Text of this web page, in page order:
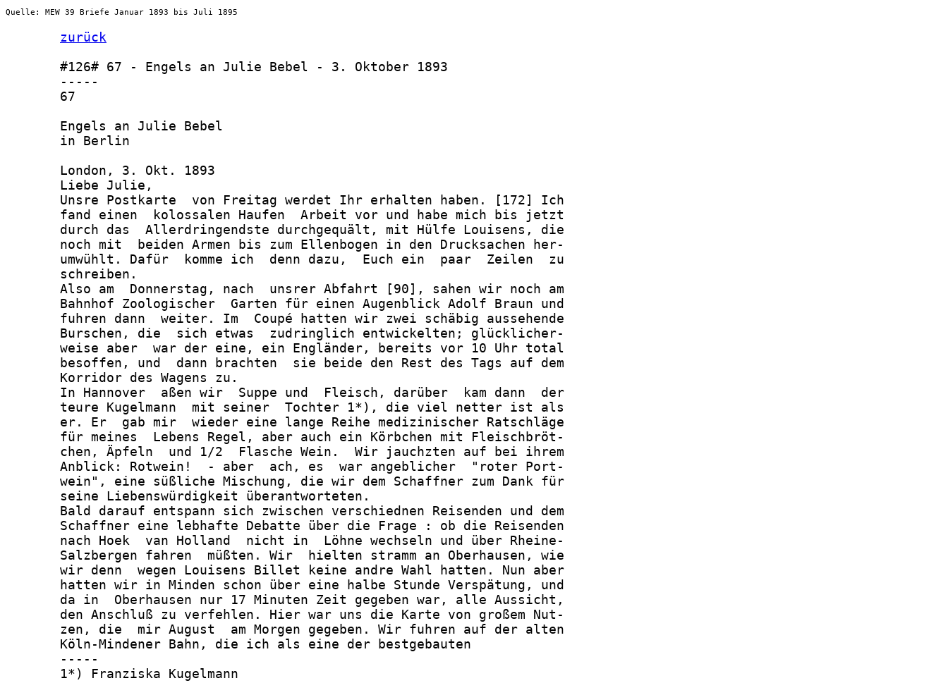
Quelle: MEW 39 Briefe Januar 1893 bis Juli 1895
zurück
       #126# 67 - Engels an Julie Bebel - 3. Oktober 1893
       -----
       67
       Engels an Julie Bebel
       in Berlin
       London, 3. Okt. 1893
       Liebe Julie,
       Unsre Postkarte  von Freitag werdet Ihr erhalten haben. [172] Ich
       fand einen  kolossalen Haufen  Arbeit vor und habe mich bis jetzt
       durch das  Allerdringendste durchgequält, mit Hülfe Louisens, die
       noch mit  beiden Armen bis zum Ellenbogen in den Drucksachen her-
       umwühlt. Dafür  komme ich  denn dazu,  Euch ein  paar  Zeilen  zu
       schreiben.
       Also am  Donnerstag, nach  unsrer Abfahrt [90], sahen wir noch am
       Bahnhof Zoologischer  Garten für einen Augenblick Adolf Braun und
       fuhren dann  weiter. Im  Coupé hatten wir zwei schäbig aussehende
       Burschen, die  sich etwas  zudringlich entwickelten; glücklicher-
       weise aber  war der eine, ein Engländer, bereits vor 10 Uhr total
       besoffen, und  dann brachten  sie beide den Rest des Tags auf dem
       Korridor des Wagens zu.
       In Hannover  aßen wir  Suppe und  Fleisch, darüber  kam dann  der
       teure Kugelmann  mit seiner  Tochter 1*), die viel netter ist als
       er. Er  gab mir  wieder eine lange Reihe medizinischer Ratschläge
       für meines  Lebens Regel, aber auch ein Körbchen mit Fleischbröt-
       chen, Äpfeln  und 1/2  Flasche Wein.  Wir jauchzten auf bei ihrem
       Anblick: Rotwein!  - aber  ach, es  war angeblicher  "roter Port-
       wein", eine süßliche Mischung, die wir dem Schaffner zum Dank für
       seine Liebenswürdigkeit überantworteten.
       Bald darauf entspann sich zwischen verschiednen Reisenden und dem
       Schaffner eine lebhafte Debatte über die Frage : ob die Reisenden
       nach Hoek  van Holland  nicht in  Löhne wechseln und über Rheine-
       Salzbergen fahren  müßten. Wir  hielten stramm an Oberhausen, wie
       wir denn  wegen Louisens Billet keine andre Wahl hatten. Nun aber
       hatten wir in Minden schon über eine halbe Stunde Verspätung, und
       da in  Oberhausen nur 17 Minuten Zeit gegeben war, alle Aussicht,
       den Anschluß zu verfehlen. Hier war uns die Karte von großem Nut-
       zen, die  mir August  am Morgen gegeben. Wir fuhren auf der alten
       Köln-Mindener Bahn, die ich als eine der bestgebauten
       -----
       1*) Franziska Kugelmann